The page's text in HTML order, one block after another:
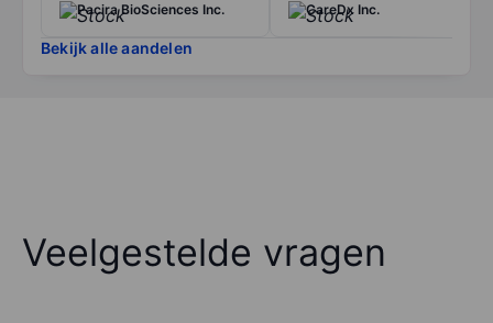
Pacira BioSciences Inc. CareDx Inc.
Bekijk alle aandelen
Veelgestelde vragen